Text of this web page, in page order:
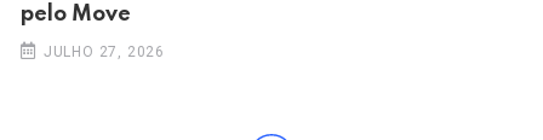
pelo Move
JULHO 27, 2026